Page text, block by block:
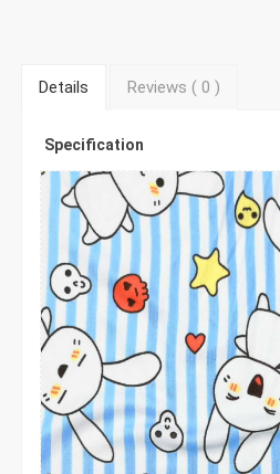
Details Reviews ( 0)
Specification